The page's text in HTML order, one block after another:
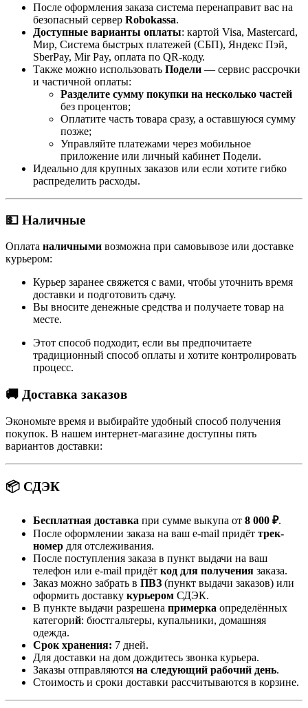
После оформления заказа система перенаправит вас на
безопасный сервер Robokassa.
Доступные варианты оплаты: картой Visa, Mastercard,
Мир, Система быстрых платежей (СБП), Яндекс Пэй,
SberPay, Mir Pay, оплата по QR-коду.
Также можно использовать Подели — сервис рассрочки
и частичной оплаты:
Разделите сумму покупки на несколько частей
без процентов;
Оплатите часть товара сразу, а оставшуюся сумму
позже;
Управляйте платежами через мобильное
приложение или личный кабинет Подели.
Идеально для крупных заказов или если хотите гибко
распределить расходы.
💵 Наличные
Оплата наличными возможна при самовывозе или доставке
курьером:
Курьер заранее свяжется с вами, чтобы уточнить время
доставки и подготовить сдачу.
Вы вносите денежные средства и получаете товар на
месте.
Этот способ подходит, если вы предпочитаете
традиционный способ оплаты и хотите контролировать
процесс.
🚚 Доставка заказов
Экономьте время и выбирайте удобный способ получения
покупок. В нашем интернет-магазине доступны пять
вариантов доставки:
📦 СДЭК
Бесплатная доставка при сумме выкупа от 8 000 ₽.
После оформлении заказа на ваш e-mail придёт трек-
номер для отслеживания.
После поступления заказа в пункт выдачи на ваш
телефон или e-mail придёт код для получения заказа.
Заказ можно забрать в ПВЗ (пункт выдачи заказов) или
оформить доставку курьером СДЭК.
В пункте выдачи разрешена примерка определённых
категорий: бюстгальтеры, купальники, домашняя
одежда.
Срок хранения: 7 дней.
Для доставки на дом дождитесь звонка курьера.
Заказы отправляются на следующий рабочий день.
Стоимость и сроки доставки рассчитываются в корзине.